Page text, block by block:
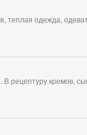
одежда,
В рецептуру кремов,